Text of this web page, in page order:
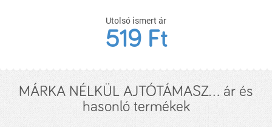
Utolsó ismert ár
519 Ft
MÁRKA NÉLKÜL AJTÓTÁMASZ... ár és
hasonló termékek